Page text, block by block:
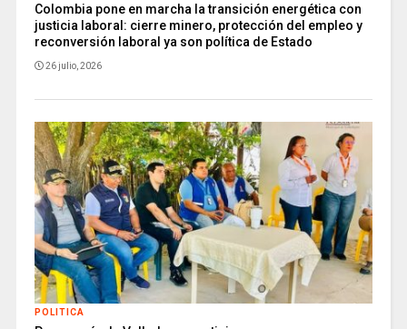
Colombia pone en marcha la transición energética con
justicia laboral: cierre minero, protección del empleo y
reconversión laboral ya son política de Estado
26 julio, 2026
POLITICA